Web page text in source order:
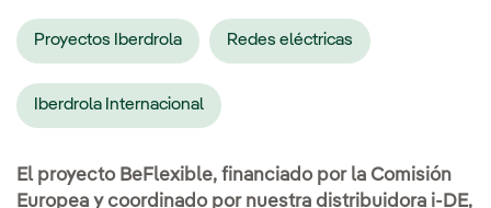
Proyectos Iberdrola Redes eléctricas
Iberdrola Internacional
El proyecto BeFlexible, financiado por la Comisión
Europea y coordinado por nuestra distribuidora i-DE,